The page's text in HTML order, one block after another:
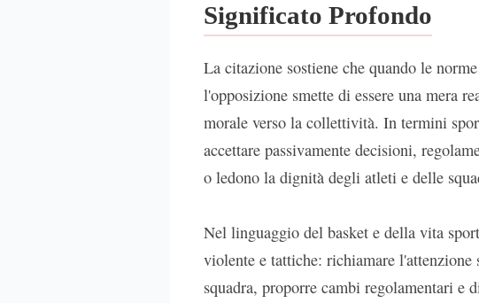
Significato Profondo
La citazione sostiene che quando le
l'opposizione smette di essere una mera
morale verso la collettività. In termini
accettare passivamente decisioni,
o ledono la dignità degli atleti e delle
Nel linguaggio del basket e della vita
violente e tattiche: richiamare
squadra, proporre cambi regolamentari e